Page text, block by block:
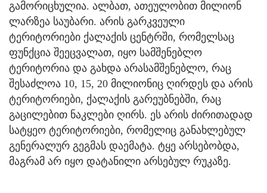
გამორიცხულია. ალბათ, ათეულობით მილიონ
ლარზეა საუბარი. არის გარკვეული
ტერიტორიები ქალაქის ცენტრში, რომელსაც
ფუნქცია შეეცვალათ, იყო სამშენებლო
ტერიტორია და გახდა არასამშენებლო, რაც
შესაძლოა 10, 15, 20 მილიონიც ღირდეს და არის
ტერიტორიები, ქალაქის გარეუბნებში, რაც
გაცილებით ნაკლები ღირს. ეს არის ძირითადად
სატყეო ტერიტორიები, რომელიც განახლებულ
გენერალურ გეგმას დაემატა. ტყე არსებობდა,
მაგრამ არ იყო დატანილი არსებულ რუკაზე.